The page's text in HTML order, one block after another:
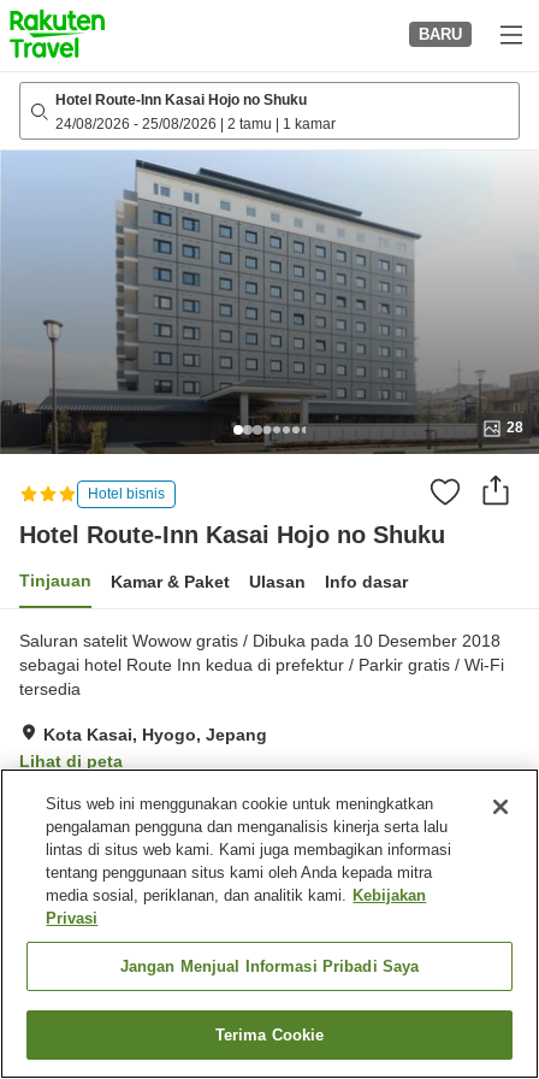
to
top
page
BARU
Hotel Route-Inn Kasai Hojo no Shuku
24/08/2026 - 25/08/2026 2 tamu 1 kamar
28
Hotel bisnis
Hotel Route-Inn Kasai Hojo no Shuku
Tinjauan Kamar & Paket Ulasan Info dasar
Saluran satelit Wowow gratis / Dibuka pada 10 Desember 2018
sebagai hotel Route Inn kedua di prefektur / Parkir gratis / Wi-Fi
tersedia
Kota Kasai, Hyogo, Jepang
Lihat di peta
Hebat Ulasan:262
Fasilitas properti
Tempat parkir
Restoran
Mesin penjual otomatis
Beranda Jepang Hyogo
Kota Kasai
Hotel Route-Inn Kasai Hojo no Shuku
Cari kamar
Situs web ini menggunakan cookie untuk meningkatkan
pengalaman pengguna dan menganalisis kinerja serta lalu
lintas di situs web kami. Kami juga membagikan informasi
tentang penggunaan situs kami oleh Anda kepada mitra
media sosial, periklanan, dan analitik kami. Kebijakan
Privasi
Jangan Menjual Informasi Pribadi Saya
Terima Cookie